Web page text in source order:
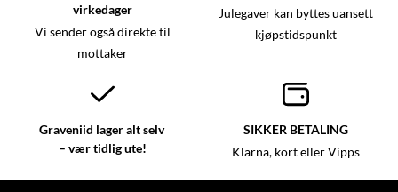
virkedager
Vi sender også direkte til
mottaker
Julegaver kan byttes uansett
kjøpstidspunkt
Graveniid lager alt selv
– vær tidlig ute!
SIKKER BETALING
Klarna, kort eller Vipps